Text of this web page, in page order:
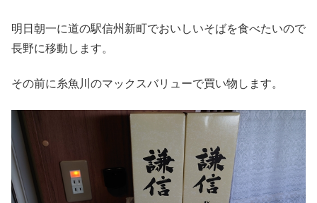
明日朝一に道の駅信州新町でおいしいそばを食べたいので
長野に移動します。
その前に糸魚川のマックスバリューで買い物します。